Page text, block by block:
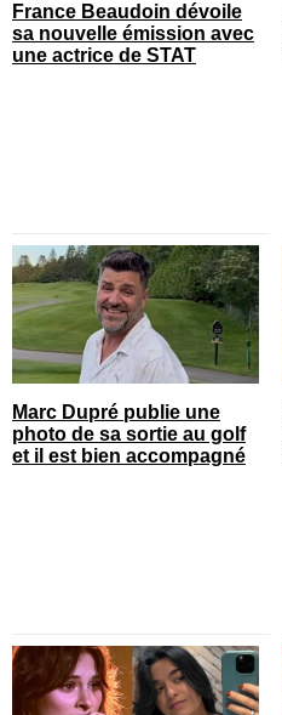
France Beaudoin dévoile
sa nouvelle émission avec
une actrice de STAT
Marc Dupré publie une
photo de sa sortie au golf
et il est bien accompagné